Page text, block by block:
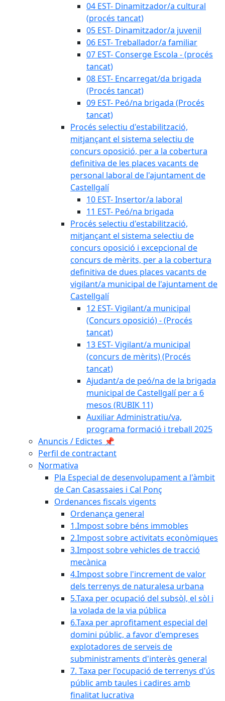
04 EST- Dinamitzador/a cultural
(procés tancat)
05 EST- Dinamitzador/a juvenil
06 EST- Treballador/a familiar
07 EST- Conserge Escola - (procés
tancat)
08 EST- Encarregat/da brigada
(Procés tancat)
09 EST- Peó/na brigada (Procés
tancat)
Procés selectiu d'estabilització,
mitjançant el sistema selectiu de
concurs oposició, per a la cobertura
definitiva de les places vacants de
personal laboral de l'ajuntament de
Castellgalí
10 EST- Insertor/a laboral
11 EST- Peó/na brigada
Procés selectiu d'estabilització,
mitjançant el sistema selectiu de
concurs oposició i excepcional de
concurs de mèrits, per a la cobertura
definitiva de dues places vacants de
vigilant/a municipal de l'ajuntament de
Castellgalí
12 EST- Vigilant/a municipal
(Concurs oposició) - (Procés
tancat)
13 EST- Vigilant/a municipal
(concurs de mèrits) (Procés
tancat)
Ajudant/a de peó/na de la brigada
municipal de Castellgalí per a 6
mesos (RUBIK 11)
Auxiliar Administratiu/va,
programa formació i treball 2025
Anuncis / Edictes 📌
Perfil de contractant
Normativa
Pla Especial de desenvolupament a l'àmbit
de Can Casassaies i Cal Ponç
Ordenances fiscals vigents
Ordenança general
1.Impost sobre béns immobles
2.Impost sobre activitats econòmiques
3.Impost sobre vehicles de tracció
mecànica
4.Impost sobre l'increment de valor
dels terrenys de naturalesa urbana
5.Taxa per ocupació del subsòl, el sòl i
la volada de la via pública
6.Taxa per aprofitament especial del
domini públic, a favor d'empreses
explotadores de serveis de
subministraments d'interès general
7. Taxa per l'ocupació de terrenys d'ús
públic amb taules i cadires amb
finalitat lucrativa